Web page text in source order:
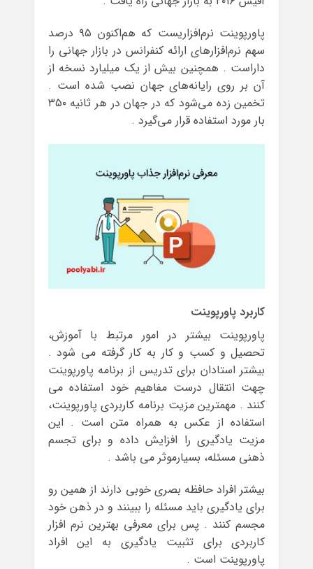
پاورپوینت نرم‌افزاریست که هم‌اکنون ۹۵ درصد
سهم نرم‌افزارهای ارائه کنفرانس در بازار جهانی را
داراست . همچنین بیش از یک میلیارد نسخه از
آن بر روی رایانه‌های جهان نصب شده است .
تخمین زده می‌شود که در جهان در هر ثانیه ۳۵۰
بار مورد استفاده قرار می‌گیرد .
کاربرد پاورپوینت
پاورپوینت بیشتر در امور مرتبط با آموزش،
تحصیل و کسب و کار به کار گرفته می شود .
بیشتر استادان برای تدریس از برنامه پاورپوینت
چهت انتقال درست مفاهیم خود استفاده می
کنند . مهمترین مزیت برنامه کاربردی پاورپوینت،
استفاده از عکس به همراه متن است . این
مزیت یادگیری را افزایش داده و برای تجسم
ذهنی مسئله، بسیارموثر می باشد .
بیشتر افراد حافظه بصری خوبی دارند از همین رو
برای یادگیری باید مسئله را ببینند و در ذهن خود
مجسم کنند . پس برای معرفی بهترین نرم افزار
کاربردی برای تثبیت یادگیری به این افراد
پاورپوینت است .